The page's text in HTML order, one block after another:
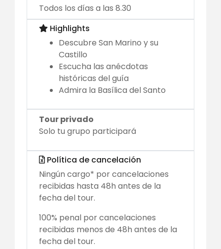
Todos los días a las 8.30
Highlights
Descubre San Marino y su
Castillo
Escucha las anécdotas
históricas del guía
Admira la Basílica del Santo
Tour privado
Solo tu grupo participará
Política de cancelación
Ningún cargo* por cancelaciones
recibidas hasta 48h antes de la
fecha del tour.
100% penal por cancelaciones
recibidas menos de 48h antes de la
fecha del tour.